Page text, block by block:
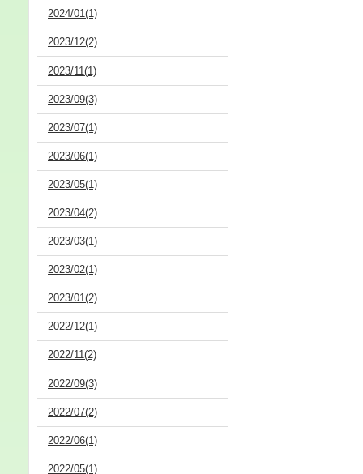
2024/01(1)
2023/12(2)
2023/11(1)
2023/09(3)
2023/07(1)
2023/06(1)
2023/05(1)
2023/04(2)
2023/03(1)
2023/02(1)
2023/01(2)
2022/12(1)
2022/11(2)
2022/09(3)
2022/07(2)
2022/06(1)
2022/05(1)